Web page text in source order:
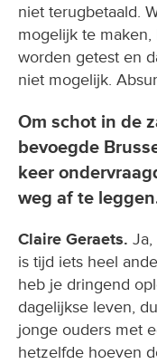
niet terugbetaald.
mogelijk te
worden getest en
niet mogelijk.
Om schot in de
bevoegde
keer
weg af te
Claire Geraets.
is tijd iets heel
heb je dringend
dagelijkse leven,
jonge ouders met
hetzelfde hoeven